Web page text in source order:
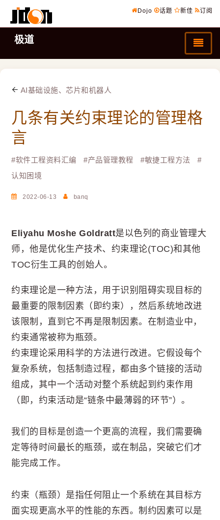
Dojo 话题 新佳 订阅
极道
AI基础设施、芯片和机器人
几条有关约束理论的管理格
言
#软件工程资料汇编 #产品管理教程 #敏捷工程方法
#
认知困境
2022-06-13 banq
Eliyahu Moshe Goldratt是以色列的商业管理大
师，他是优化生产技术、约束理论(TOC)和其他
TOC衍生工具的创始人。
约束理论是一种方法，用于识别阻碍实现目标的
最重要的限制因素（即约束），然后系统地改进
该限制，直到它不再是限制因素。在制造业中，
约束通常被称为瓶颈。
约束理论采用科学的方法进行改进。它假设每个
复杂系统，包括制造过程，都由多个链接的活动
组成，其中一个活动对整个系统起到约束作用
（即，约束活动是“链条中最薄弱的环节”）。
我们的目标是创造一个更高的流程，我们需要确
定等待时间最长的瓶颈，或在制品，突破它们才
能完成工作。
约束（瓶颈）是指任何阻止一个系统在其目标方
面实现更高水平的性能的东西。制约因素可以是